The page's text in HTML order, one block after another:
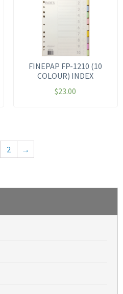
FINEPAP FP-1210 (10
COLOUR) INDEX
$23.00
2 →